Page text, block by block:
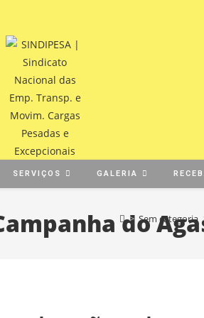
SERVIÇOS GALERIA
do
> Sem categoria